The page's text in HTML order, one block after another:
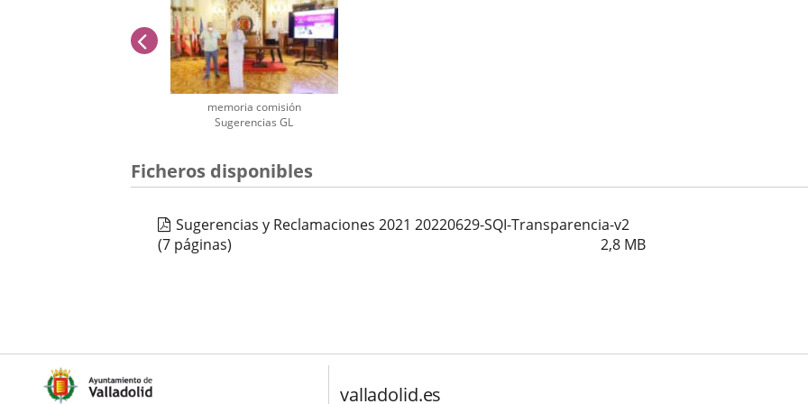
memoria comisión
Sugerencias GL
de
anterior
Ficheros disponibles
Sugerencias y Reclamaciones 2021 20220629-SQI-Transparencia-v2
2,8 MB
(7 páginas)
valladolid.es